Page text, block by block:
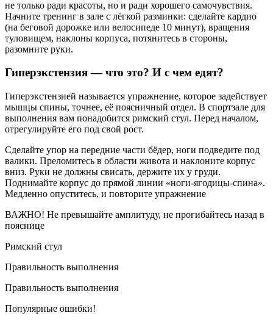
не только ради красоты, но и ради хорошего самочувствия.
Начните тренинг в зале с лёгкой разминки: сделайте кардио
(на беговой дорожке или велосипеде 10 минут), вращения
туловищем, наклоны корпуса, потянитесь в стороны,
разомните руки.
Гиперэкстензия — что это? И с чем едят?
Гиперэкстензией называется упражнение, которое задействует
мышцы спины, точнее, её поясничный отдел. В спортзале для
выполнения вам понадобится римский стул. Перед началом,
отрегулируйте его под свой рост.
Сделайте упор на передние части бёдер, ноги подведите под
валики. Преломитесь в области живота и наклоните корпус
вниз. Руки не должны свисать, держите их у груди.
Поднимайте корпус до прямой линии «ноги-ягодицы-спина».
Медленно опуститесь, и повторите упражнение
ВАЖНО! Не превышайте амплитуду, не прогибайтесь назад в
пояснице
Римский стул
Правильность выполнения
Правильность выполнения
Популярные ошибки!